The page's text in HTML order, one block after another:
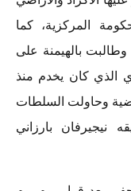
المركزية، كما
بالهيمنة على
الذي كان يخدم منذ
وحاولت السلطات
نيجيرفان بارزاني